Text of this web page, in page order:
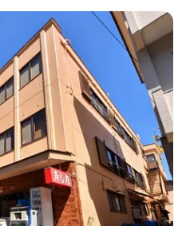
も大歓迎です。 また、ピザ
フェ「道瀬食堂」が隣接し
てお楽しみください。